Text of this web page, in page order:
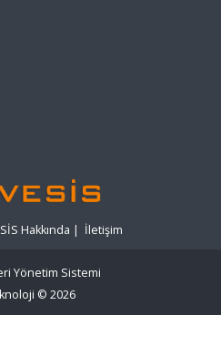
Hakkında | İletişim
Yönetim Sistemi
© 2026